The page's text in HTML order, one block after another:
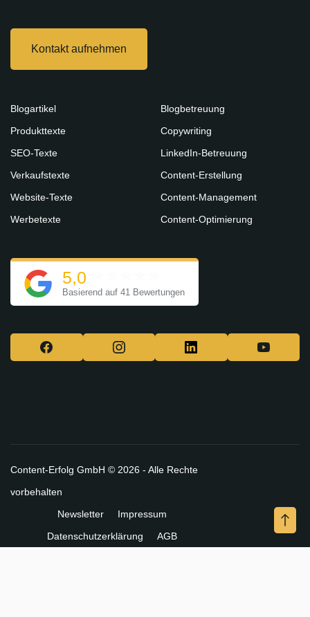
Kontakt aufnehmen
Blogartikel
Produkttexte
SEO-Texte
Verkaufstexte
Website-Texte
Werbetexte
Blogbetreuung
Copywriting
LinkedIn-Betreuung
Content-Erstellung
Content-Management
Content-Optimierung
5,0
Basierend auf 41 Bewertungen
Content-Erfolg GmbH © 2026 - Alle Rechte
vorbehalten
Newsletter
Impressum
Datenschutzerklärung
AGB